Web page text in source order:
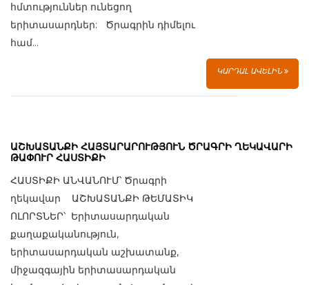
հմտություններ ունեցող
երիտասարդներ: Ծրագրին դիմելու
համ...
ԿԱՐԴԱԼ ԱՎԵԼԻՆ
ԱՇԽԱՏԱՆՔԻ ՀԱՅՏԱՐԱՐՈՒԹՅՈՒՆ ԾՐԱԳՐԻ ՂԵԿԱՎԱՐԻ
ԹԱՓՈՒՐ ՀԱՍՏԻՔԻ
ՀԱՍՏԻՔԻ ԱՆՎԱՆՈՒՄ՝ Ծրագրի
ղեկավար ԱՇԽԱՏԱՆՔԻ ԹԵՄԱՏԻԿ
ՈԼՈՐՏՆԵՐ՝ Երիտասարդական
քաղաքականություն,
երիտասարդական աշխատանք,
միջազգային երիտասարդական